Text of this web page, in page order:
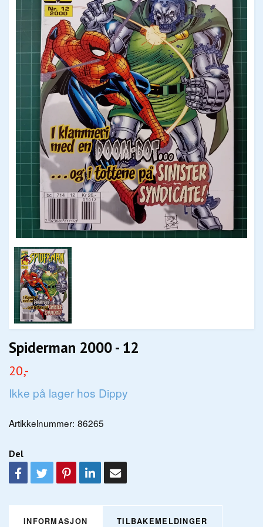
Spiderman 2000 - 12
20,-
Ikke på lager hos Dippy
Artikkelnummer: 86265
Del
INFORMASJON TILBAKEMELDINGER